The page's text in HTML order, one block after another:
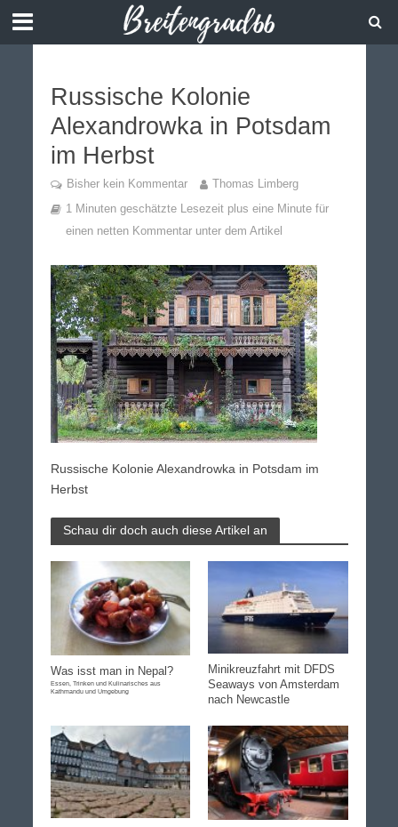
Russische Kolonie
Alexandrowka in Potsdam
im Herbst
Bisher kein Kommentar
Thomas Limberg
1 Minuten geschätzte Lesezeit plus eine Minute für
einen netten Kommentar unter dem Artikel
Russische Kolonie Alexandrowka in Potsdam im
Herbst
Schau dir doch auch diese Artikel an
Was isst man in Nepal?
Essen, Trinken und Kulinarisches aus
Kathmandu und Umgebung
Minikreuzfahrt mit DFDS
Seaways von Amsterdam
nach Newcastle